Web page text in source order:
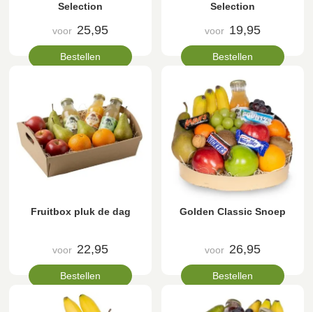
Selection
voor 25,95
Bestellen
Selection
voor 19,95
Bestellen
Fruitbox pluk de dag
voor 22,95
Bestellen
Golden Classic Snoep
voor 26,95
Bestellen